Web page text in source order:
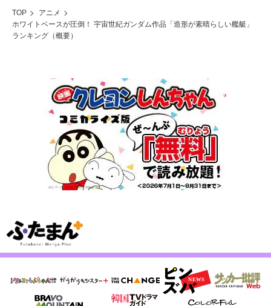
TOP
アニメ
ホワイトベースが圧倒！ 宇宙世紀ガンダム作品「造形が素晴らしい艦艇」
ランキング（概要）